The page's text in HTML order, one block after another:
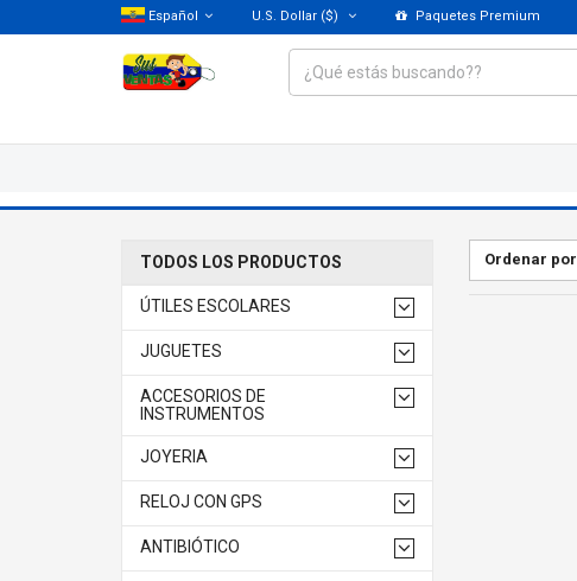
Español U.S. Dollar ($) Paquetes Premium
TODOS LOS PRODUCTOS
ÚTILES ESCOLARES
JUGUETES
ACCESORIOS DE
INSTRUMENTOS
JOYERIA
RELOJ CON GPS
ANTIBIÓTICO
Ordenar por